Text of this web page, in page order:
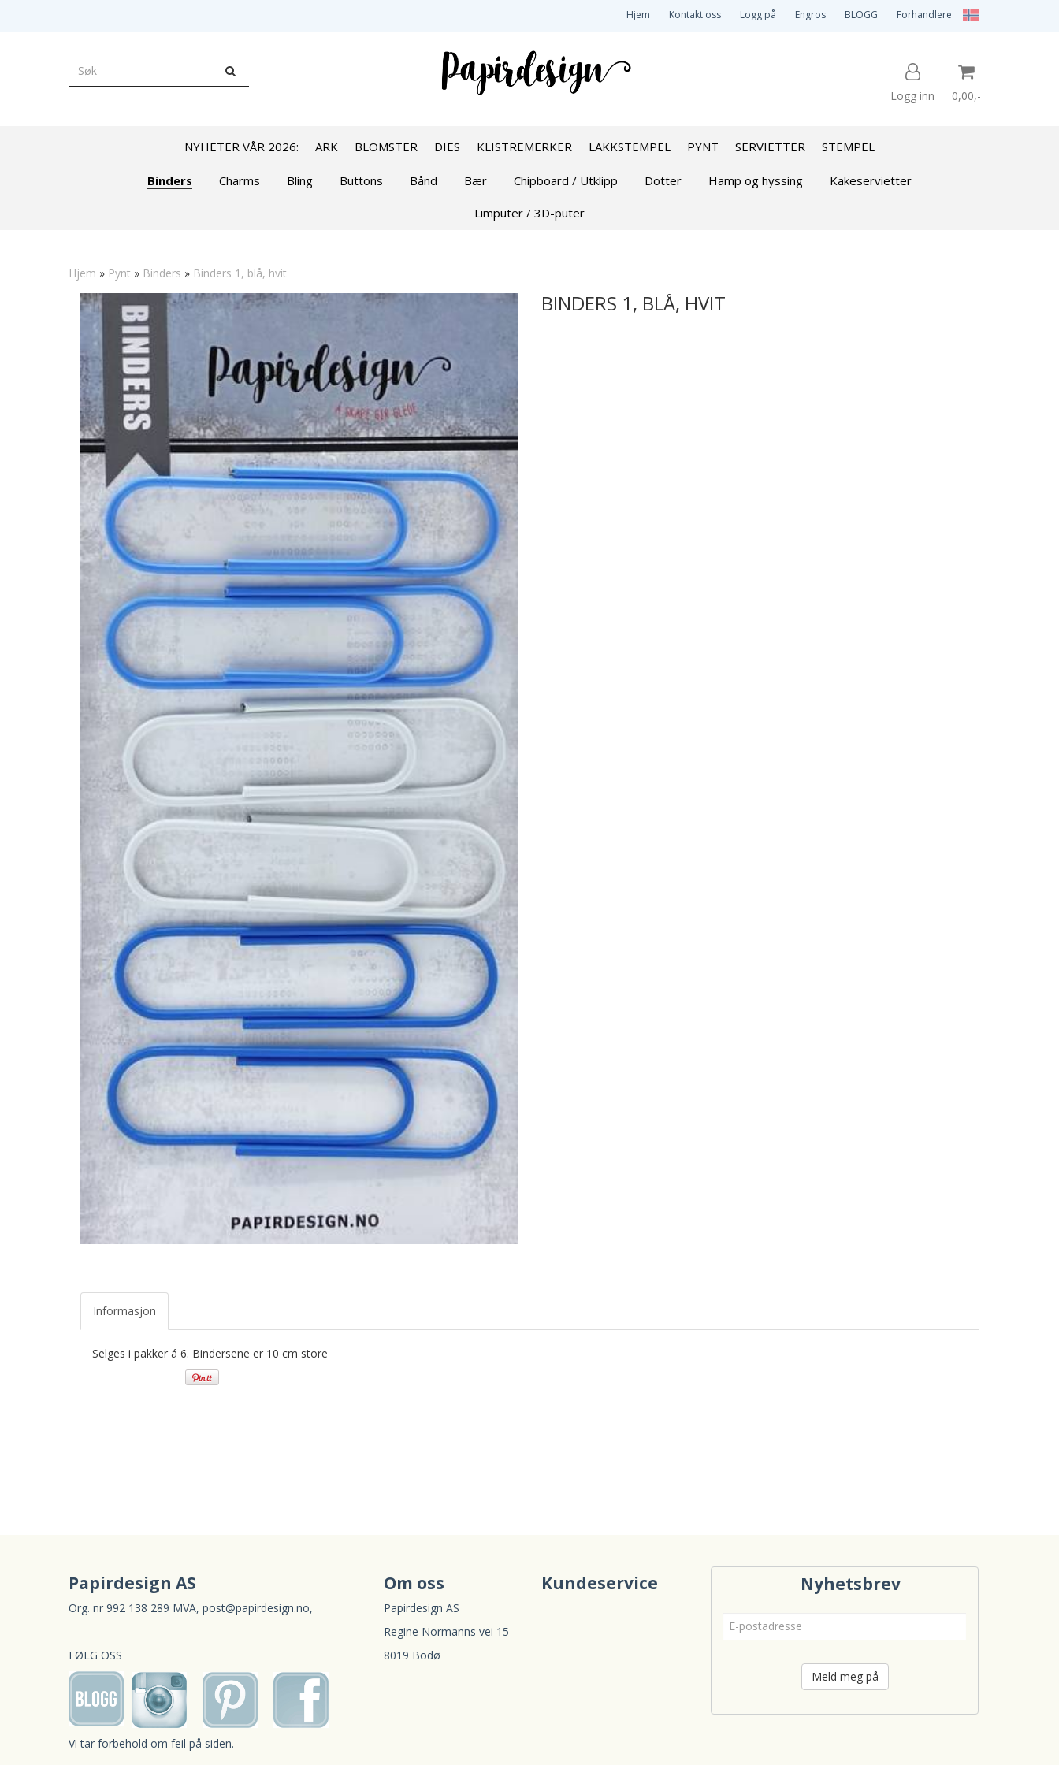
Hjem Kontakt oss Logg på Engros BLOGG Forhandlere
Logg inn 0,00,-
NYHETER VÅR 2026: ARK BLOMSTER DIES KLISTREMERKER LAKKSTEMPEL PYNT SERVIETTER STEMPEL
Binders Charms Bling Buttons Bånd Bær Chipboard / Utklipp Dotter Hamp og hyssing Kakeservietter
Limputer / 3D-puter
Hjem » Pynt » Binders » Binders 1, blå, hvit
BINDERS 1, BLÅ, HVIT
Informasjon
Selges i pakker á 6. Bindersene er 10 cm store
Papirdesign AS
Org. nr 992 138 289 MVA, post@papirdesign.no,
FØLG OSS
Vi tar forbehold om feil på siden.
Om oss
Papirdesign AS
Regine Normanns vei 15
8019 Bodø
Kundeservice Nyhetsbrev
Meld meg på